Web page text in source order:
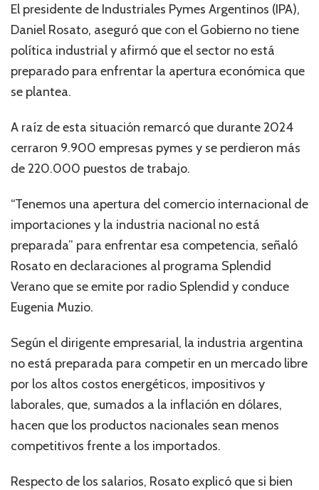
El presidente de Industriales Pymes Argentinos (IPA),
Daniel Rosato, aseguró que con el Gobierno no tiene
política industrial y afirmó que el sector no está
preparado para enfrentar la apertura económica que
se plantea.
A raíz de esta situación remarcó que durante 2024
cerraron 9.900 empresas pymes y se perdieron más
de 220.000 puestos de trabajo.
“Tenemos una apertura del comercio internacional de
importaciones y la industria nacional no está
preparada” para enfrentar esa competencia, señaló
Rosato en declaraciones al programa Splendid
Verano que se emite por radio Splendid y conduce
Eugenia Muzio.
Según el dirigente empresarial, la industria argentina
no está preparada para competir en un mercado libre
por los altos costos energéticos, impositivos y
laborales, que, sumados a la inflación en dólares,
hacen que los productos nacionales sean menos
competitivos frente a los importados.
Respecto de los salarios, Rosato explicó que si bien